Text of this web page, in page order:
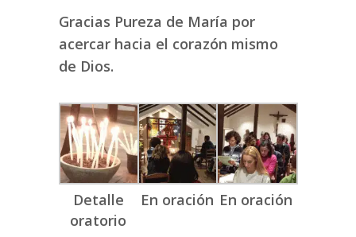
Gracias Pureza de María por
acercar hacia el corazón mismo
de Dios.
Detalle
oratorio
En oración En oración